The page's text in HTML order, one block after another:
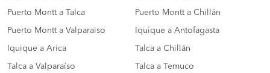
Puerto Montt a Talca Puerto Montt a Chillán
Puerto Montt a Valparaiso Iquique a Antofagasta
Iquique a Arica Talca a Chillán
Talca a Valparaíso Talca a Temuco